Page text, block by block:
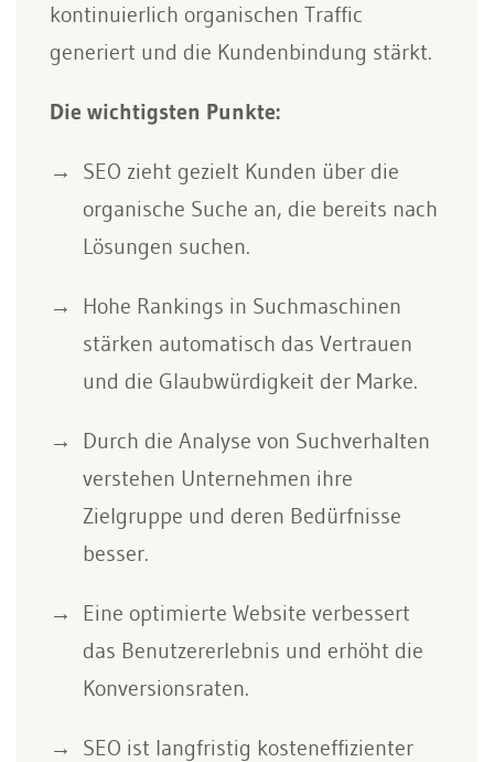
kontinuierlich organischen Traffic
generiert und die Kundenbindung stärkt.
Die wichtigsten Punkte:
SEO zieht gezielt Kunden über die
organische Suche an, die bereits nach
Lösungen suchen.
Hohe Rankings in Suchmaschinen
stärken automatisch das Vertrauen
und die Glaubwürdigkeit der Marke.
Durch die Analyse von Suchverhalten
verstehen Unternehmen ihre
Zielgruppe und deren Bedürfnisse
besser.
Eine optimierte Website verbessert
das Benutzererlebnis und erhöht die
Konversionsraten.
SEO ist langfristig kosteneffizienter